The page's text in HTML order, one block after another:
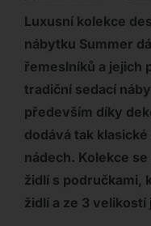
Luxusní kolekce
nábytku Summer
řemeslníků a jejich
tradiční sedací
především díky
dodává tak
nádech. Kolekce
židlí s područkami,
židlí a ze 3